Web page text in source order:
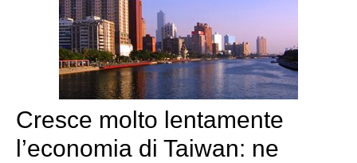
Cresce molto lentamente
l’economia di Taiwan: ne